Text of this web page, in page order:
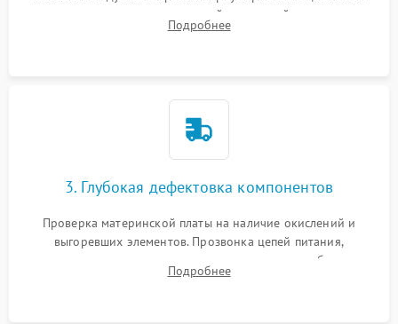
очистка внутренних полостей, шестерней и плат от
скопившейся пыли, волос и шерсти животных с
Подробнее
3. Глубокая дефектовка компонентов
Проверка материнской платы на наличие окислений и
выгоревших элементов. Прозвонка цепей питания,
тестирование приводных моторов колес и турбины
всасывания. Оценка состояния оптических и инфракрасных
Подробнее